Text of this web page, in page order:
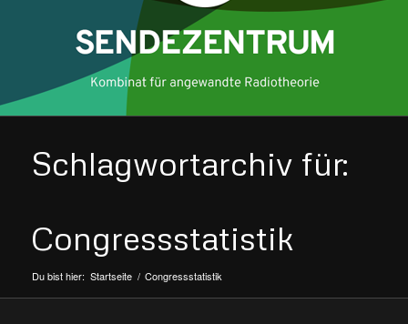
Schlagwortarchiv für:
Congressstatistik
Du bist hier: Startseite / Congressstatistik